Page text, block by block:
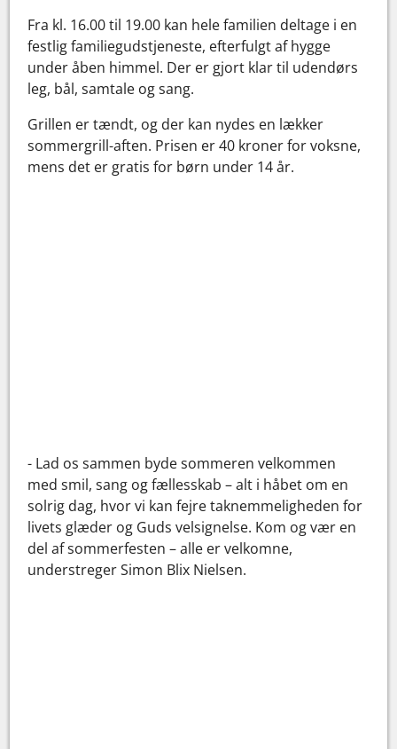
Fra kl. 16.00 til 19.00 kan hele familien deltage i en
festlig familiegudstjeneste, efterfulgt af hygge
under åben himmel. Der er gjort klar til udendørs
leg, bål, samtale og sang.
Grillen er tændt, og der kan nydes en lækker
sommergrill-aften. Prisen er 40 kroner for voksne,
mens det er gratis for børn under 14 år.
- Lad os sammen byde sommeren velkommen
med smil, sang og fællesskab – alt i håbet om en
solrig dag, hvor vi kan fejre taknemmeligheden for
livets glæder og Guds velsignelse. Kom og vær en
del af sommerfesten – alle er velkomne,
understreger Simon Blix Nielsen.